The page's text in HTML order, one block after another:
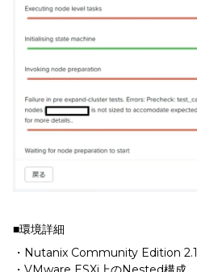
■環境詳細
・Nutanix Community Edition 2.1